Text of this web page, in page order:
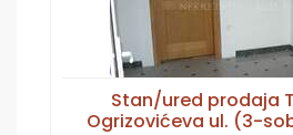
Stan/ured prodaja
Ogrizovićeva ul. (3-